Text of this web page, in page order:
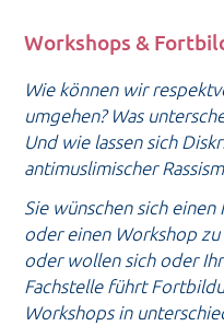
Workshops &
Wie können wir
umgehen? Was
Und wie lassen sich
antimuslimischer
Sie wünschen sich
oder einen Workshop
oder wollen sich oder
Fachstelle führt
Workshops in